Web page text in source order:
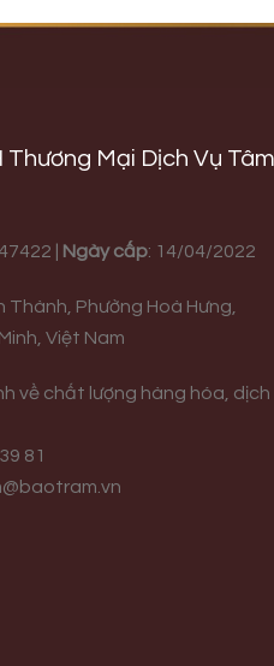
Thương Mại Dịch Vụ Tâm
| Ngày cấp: 14/04/2022
Thành, Phường Hoà Hưng,
Việt Nam
về chất lượng hàng hóa, dịch
81